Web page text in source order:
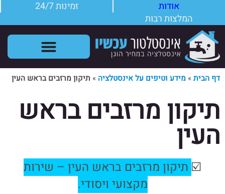
אודות
זמינות 24/7
המלצות רבות
דף הבית» מידע וטיפים על אינסטלציה » תיקון מרזבים בראש העין
תיקון מרזבים בראש
העין
☑️ תיקון מרזבים בראש העין – שירות
מקצועי ויסודי.